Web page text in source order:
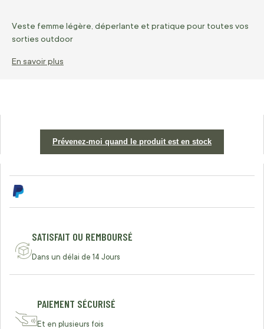
Veste femme légère, déperlante et pratique pour toutes vos
sorties outdoor
En savoir plus
Prévenez-moi quand le produit est en stock
SATISFAIT OU REMBOURSÉ
Dans un délai de 14 Jours
PAIEMENT SÉCURISÉ
Et en plusieurs fois